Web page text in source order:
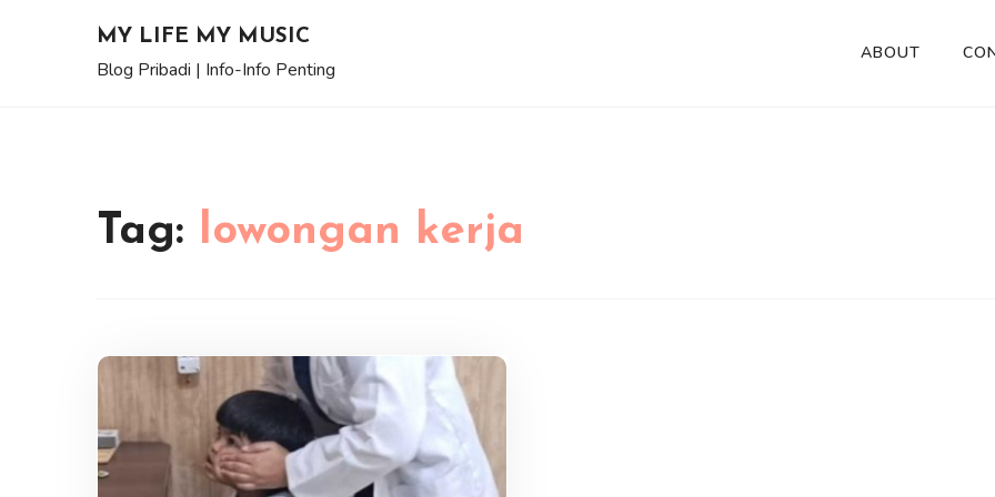
MY LIFE MY MUSIC
Blog Pribadi | Info-Info Penting
ABOUT
Tag: lowongan kerja